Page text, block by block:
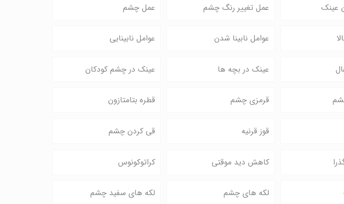
عینک عمل تغییر رنگ چشم عمل چشم
عوامل نابینا شدن عوامل نابینایی
عینک در بچه ها عینک در چشم کودکان
قرمزی چشم قطره بتامتازون
قوز قرنیه قی کردن چشم
کاهش دید موقتی کراتوکونوس
لکه های چشم لکه های سفید چشم